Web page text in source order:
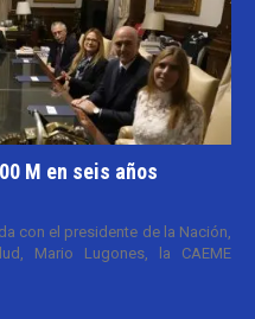
M en seis años
con el presidente de la Nación,
Mario Lugones, la CAEME